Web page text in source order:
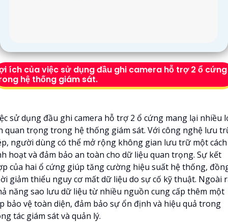
ích của việc sử dụng đầu ghi camera hỗ trợ 2 ổ cứng
hệ thống giám sát.
sử dụng đầu ghi camera hỗ trợ 2 ổ cứng mang lại nhiều
quan trọng trong hệ thống giám sát. Với công nghệ lưu
người dùng có thể mở rộng không gian lưu trữ một cách
hoạt và đảm bảo an toàn cho dữ liệu quan trọng. Sự kết
của hai ổ cứng giúp tăng cường hiệu suất hệ thống,
giảm thiểu nguy cơ mất dữ liệu do sự cố kỹ thuật. Ngoài
năng sao lưu dữ liệu từ nhiều nguồn cung cấp thêm một
bảo vệ toàn diện, đảm bảo sự ổn định và hiệu quả trong
tác giám sát và quản lý.